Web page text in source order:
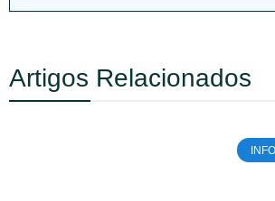
Artigos Relacionados